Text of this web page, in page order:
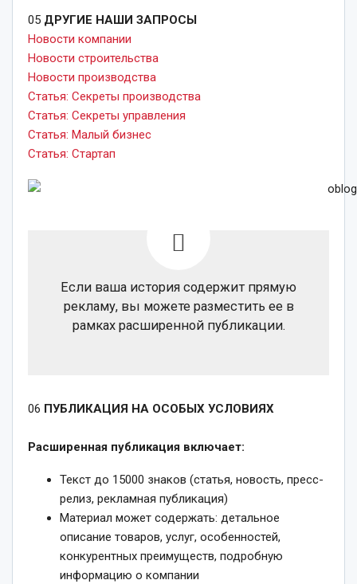
05 ДРУГИЕ НАШИ ЗАПРОСЫ
Новости компании
Новости строительства
Новости производства
Статья: Секреты производства
Статья: Секреты управления
Статья: Малый бизнес
Статья: Стартап
Если ваша история содержит прямую
рекламу, вы можете разместить ее в
рамках расширенной публикации.
06 ПУБЛИКАЦИЯ НА ОСОБЫХ УСЛОВИЯХ
Расширенная публикация включает:
Текст до 15000 знаков (статья, новость, пресс-
релиз, рекламная публикация)
Материал может содержать: детальное
описание товаров, услуг, особенностей,
конкурентных преимуществ, подробную
информацию о компании